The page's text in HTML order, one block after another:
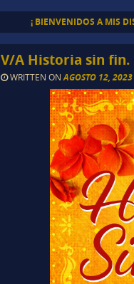
¡ BIENVENIDOS A MIS
V/A Historia sin fin.
WRITTEN ONAGOSTO 12, 2023